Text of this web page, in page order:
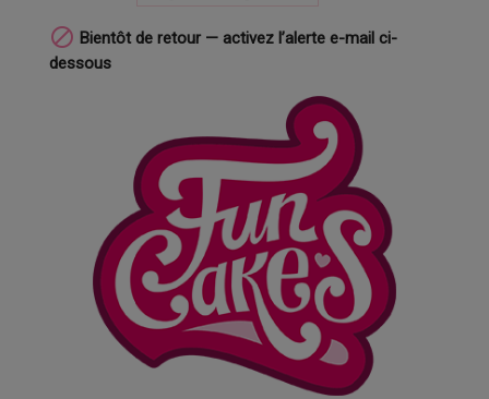
 Bientôt de retour — activez l’alerte e-mail ci-
dessous